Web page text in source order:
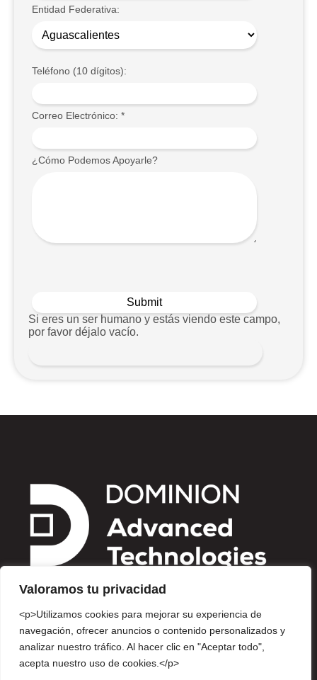
Valoramos tu privacidad
<p>Utilizamos cookies para mejorar su experiencia de
navegación, ofrecer anuncios o contenido personalizados y
analizar nuestro tráfico. Al hacer clic en "Aceptar todo",
acepta nuestro uso de cookies.</p>
Entidad Federativa:
Teléfono (10 dígitos):
Correo Electrónico: *
¿Cómo Podemos Apoyarle?
Si eres un ser humano y estás viendo este campo,
por favor déjalo vacío.
Av. Insurgentes Sur 810, Piso 10, Col. Del Valle Centro, Del.
Benito Juárez, Ciudad de México. CP 03100